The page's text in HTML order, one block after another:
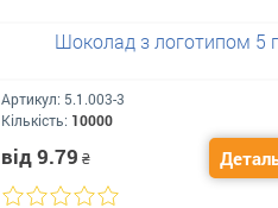
Шоколад з логотипом 5 г
Артикул: 5.1.003-3
Кількість: 10000
від 9.79 ₴